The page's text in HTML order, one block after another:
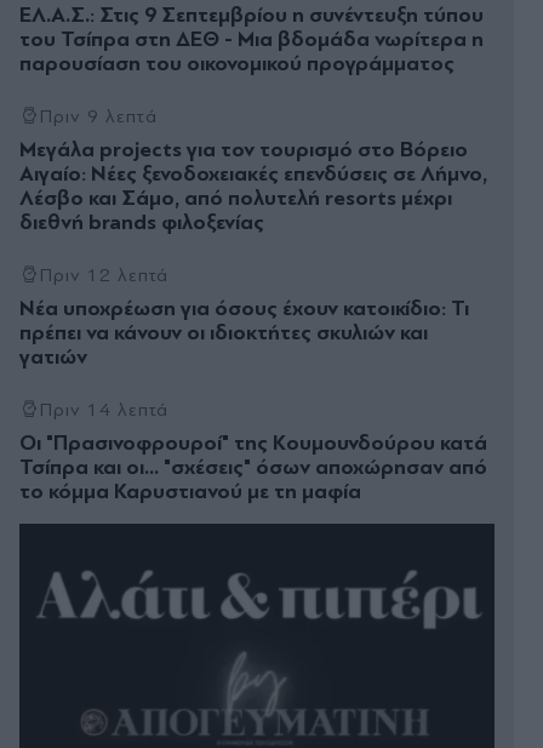
ΕΛ.Α.Σ.: Στις 9 Σεπτεμβρίου η συνέντευξη τύπου
του Τσίπρα στη ΔΕΘ - Μια βδομάδα νωρίτερα η
παρουσίαση του οικονομικού προγράμματος
Πριν 9 λεπτά
Μεγάλα projects για τον τουρισμό στο Βόρειο
Αιγαίο: Νέες ξενοδοχειακές επενδύσεις σε Λήμνο,
Λέσβο και Σάμο, από πολυτελή resorts μέχρι
διεθνή brands φιλοξενίας
Πριν 12 λεπτά
Νέα υποχρέωση για όσους έχουν κατοικίδιο: Τι
πρέπει να κάνουν οι ιδιοκτήτες σκυλιών και
γατιών
Πριν 14 λεπτά
Οι "Πρασινοφρουροί" της Κουµουνδούρου κατά
Τσίπρα και οι... "σχέσεις" όσων αποχώρησαν από
το κόμμα Καρυστιανού με τη μαφία